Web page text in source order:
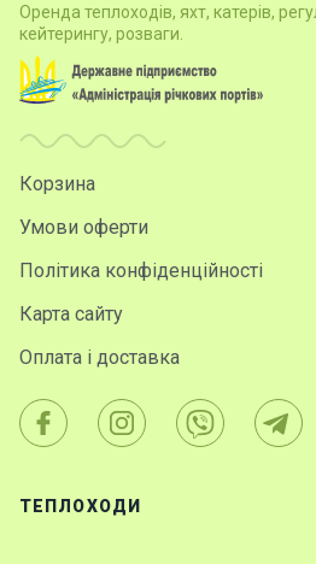
Оренда теплоходів, яхт, катерів,
кейтерингу, розваги.
Корзина
Умови оферти
Політика конфіденційності
Карта сайту
Оплата і доставка
ТЕПЛОХОДИ